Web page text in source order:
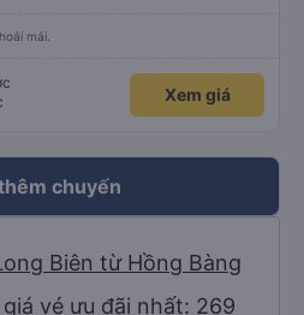
mái.
Xem giá
chuyến
Biên từ Hồng Bàng
vé ưu đãi nhất: 269